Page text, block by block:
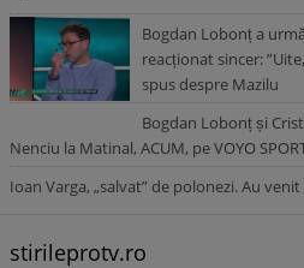
Bogdan Lobonț a
reacționat sincer:
spus despre Mazilu
Bogdan Lobonț și
Nenciu la Matinal, ACUM, pe VOYO
Ioan Varga, „salvat” de polonezi. Au venit
stirileprotv.ro